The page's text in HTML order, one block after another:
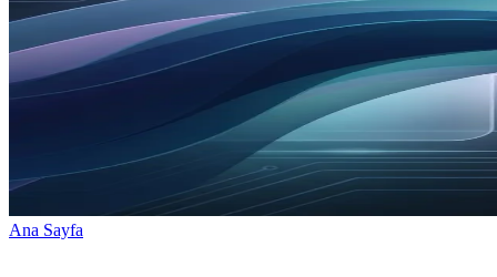
Ana Sayfa